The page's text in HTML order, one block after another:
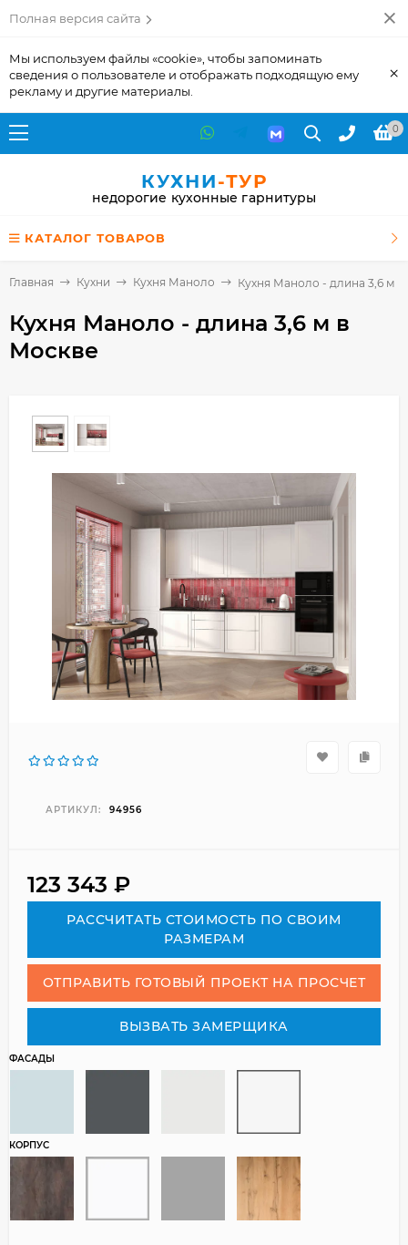
Полная версия сайта
Мы используем файлы «cookie», чтобы запоминать
сведения о пользователе и отображать подходящую ему
рекламу и другие материалы.
×
0
КУХНИ-ТУР
недорогие кухонные гарнитуры
КАТАЛОГ ТОВАРОВ
Главная Кухни Кухня Маноло Кухня Маноло - длина 3,6 м
Кухня Маноло - длина 3,6 м в
Москве
АРТИКУЛ: 94956
123 343 ₽
РАСCЧИТАТЬ СТОИМОСТЬ ПО СВОИМ
РАЗМЕРАМ
ОТПРАВИТЬ ГОТОВЫЙ ПРОЕКТ НА ПРОСЧЕТ
ВЫЗВАТЬ ЗАМЕРЩИКА
ФАСАДЫ
КОРПУС